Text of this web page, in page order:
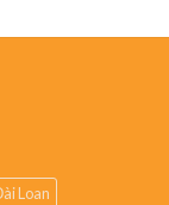
Loan